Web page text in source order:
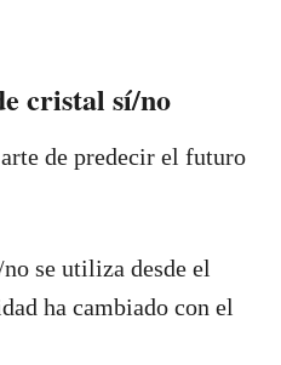
cristal sí/no
de predecir el futuro
se utiliza desde el
ha cambiado con el